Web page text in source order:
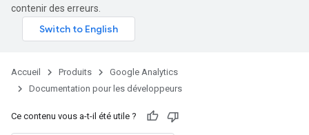
contenir des erreurs.
Accueil Produits
Google Analytics
Documentation pour les développeurs
Ce contenu vous a-t-il été utile ?